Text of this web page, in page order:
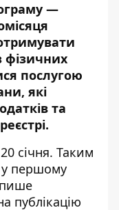
—
фізичних
послугою
які
та
січня. Таким
першому
пише
публікацію